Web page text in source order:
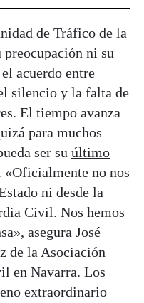
de Tráfico de la
ni su
acuerdo entre
silencio y la falta de
El tiempo avanza
para muchos
ser su último
«Oficialmente no nos
ni desde la
Civil. Nos hemos
asegura José
de la Asociación
en Navarra. Los
extraordinario